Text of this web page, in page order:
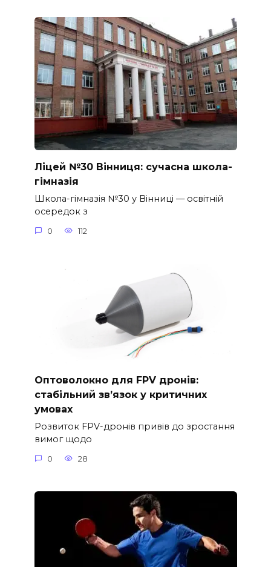
Ліцей №30 Вінниця: сучасна школа-
гімназія
Школа-гімназія №30 у Вінниці — освітній
осередок з
0 112
Оптоволокно для FPV дронів:
стабільний зв’язок у критичних
умовах
Розвиток FPV-дронів привів до зростання
вимог щодо
0 28